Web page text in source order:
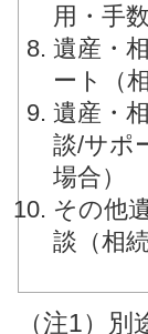
用・手
遺産・
ート（
遺産・
談/サポ
場合）
その他
談（相
（注1）